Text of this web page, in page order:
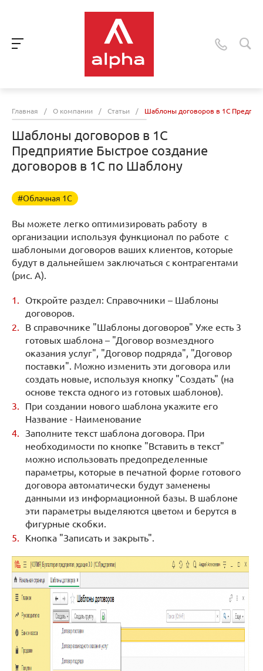
Главная / О компании / Статьи / Шаблоны договоров в 1С
Шаблоны договоров в 1С
Предприятие Быстрое создание
договоров в 1С по Шаблону
#Облачная 1С
Вы можете легко оптимизировать работу в
организации используя функционал по работе с
шаблоными договоров ваших клиентов, которые
будут в дальнейшем заключаться с контрагентами
(рис. А).
Откройте раздел: Справочники – Шаблоны
договоров.
В справочнике "Шаблоны договоров" Уже есть 3
готовых шаблона – "Договор возмездного
оказания услуг", "Договор подряда", "Договор
поставки". Можно изменить эти договора или
создать новые, используя кнопку "Создать" (на
основе текста одного из готовых шаблонов).
При создании нового шаблона укажите его
Название - Наименование
Заполните текст шаблона договора. При
необходимости по кнопке "Вставить в текст"
можно использовать предопределенные
параметры, которые в печатной форме готового
договора автоматически будут заменены
данными из информационной базы. В шаблоне
эти параметры выделяются цветом и берутся в
фигурные скобки.
Кнопка "Записать и закрыть".